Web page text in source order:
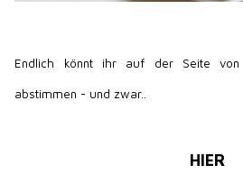
Endlich könnt ihr auf der Seite von
abstimmen - und zwar..
HIER